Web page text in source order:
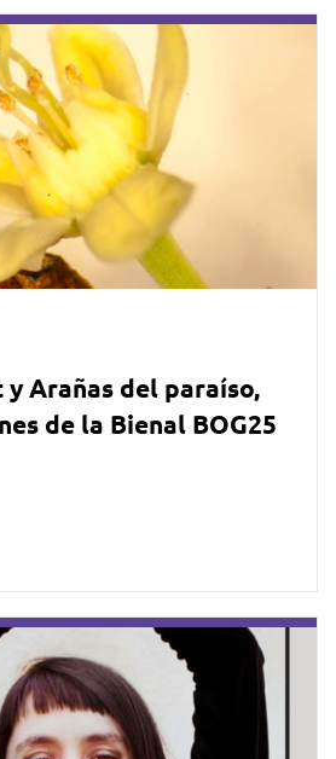
Arañas del paraíso,
de la Bienal BOG25